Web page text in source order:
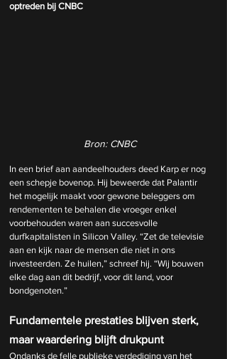
optreden bij CNBC
Bron: CNBC
In een brief aan aandeelhouders deed Karp er nog
een schepje bovenop. Hij beweerde dat Palantir
het mogelijk maakt voor gewone beleggers om
rendementen te behalen die vroeger enkel
voorbehouden waren aan succesvolle
durfkapitalisten in Silicon Valley. “Zet de televisie
aan en kijk naar de mensen die niet in ons
investeerden. Ze huilen,” schreef hij. “Wij bouwen
elke dag aan dit bedrijf, voor dit land, voor
bondgenoten.”
Fundamentele prestaties blijven sterk,
maar waardering blijft drukpunt
Ondanks de felle publieke verdediging van het